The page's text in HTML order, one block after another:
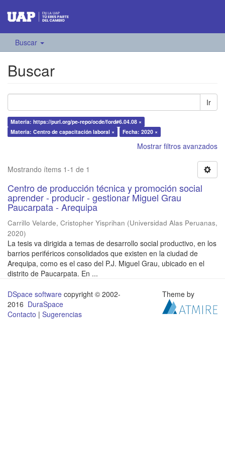
Buscar
Buscar
Ir
Materia: https://purl.org/pe-repo/ocde/ford#6.04.08 ×
Materia: Centro de capacitación laboral ×
Fecha: 2020 ×
Mostrar filtros avanzados
Mostrando ítems 1-1 de 1
Centro de producción técnica y promoción social
aprender - producir - gestionar Miguel Grau
Paucarpata - Arequipa
Carrillo Velarde, Cristopher Yisprihan (Universidad Alas Peruanas,
2020)
La tesis va dirigida a temas de desarrollo social productivo, en los
barrios periféricos consolidados que existen en la ciudad de
Arequipa, como es el caso del P.J. Miguel Grau, ubicado en el
distrito de Paucarpata. En ...
DSpace software copyright © 2002-
2016 DuraSpace
Contacto | Sugerencias
Theme by